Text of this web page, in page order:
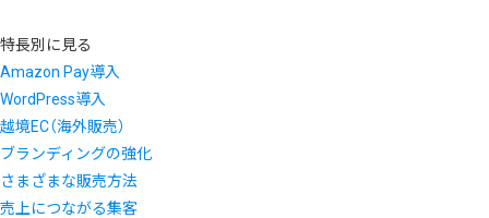
特長別に見る
Amazon Pay導入
WordPress導入
越境EC（海外販売）
ブランディングの強化
さまざまな販売方法
売上につながる集客